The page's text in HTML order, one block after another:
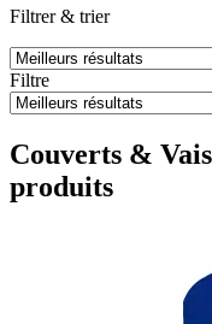
Filtrer & trier
Filtre
Couverts &
produits